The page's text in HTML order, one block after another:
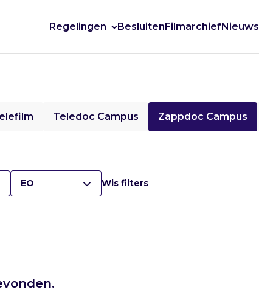
Regelingen BesluitenFilmarchiefNieuws
Teledoc Campus Zappdoc Campus
EO Wis filters